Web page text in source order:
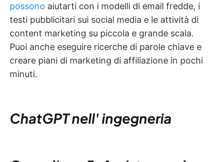
possono aiutarti con i modelli di email fredde, i
testi pubblicitari sui social media e le attività di
content marketing su piccola e grande scala.
Puoi anche eseguire ricerche di parole chiave e
creare piani di marketing di affiliazione in pochi
minuti.
ChatGPT nell'ingegneria